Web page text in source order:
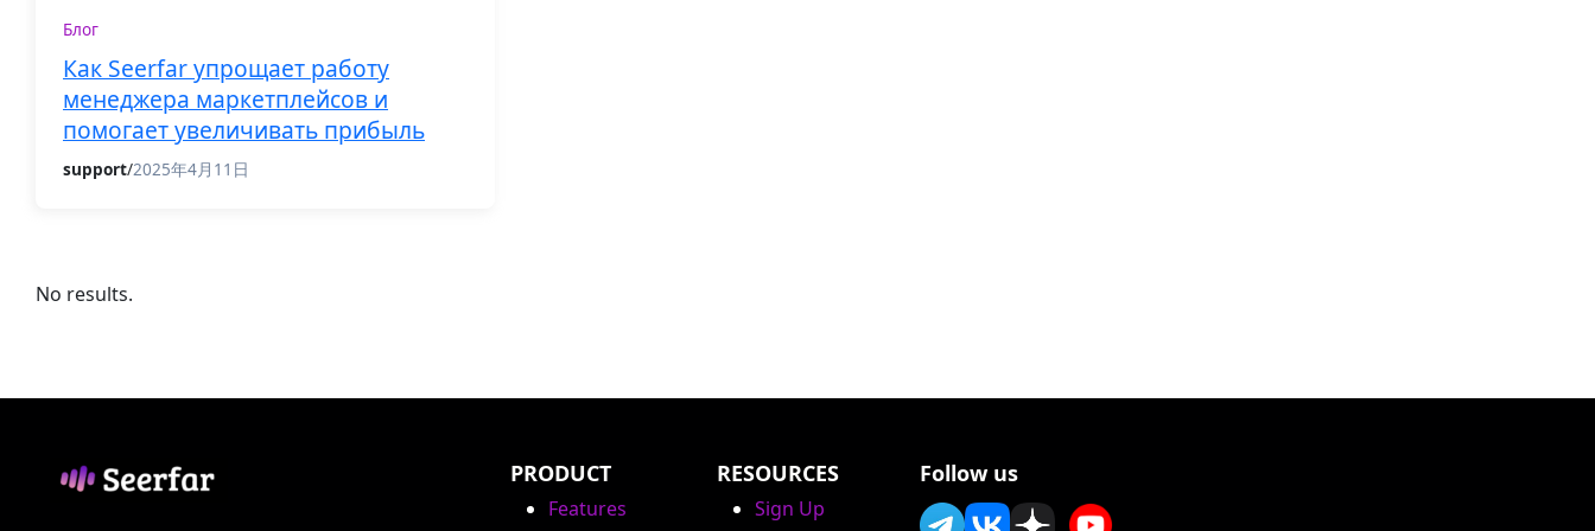
Блог
Как Seerfar упрощает работу
менеджера маркетплейсов и
помогает увеличивать прибыль
support/2025年4月11日
No results.
PRODUCT
Features
RESOURCES
Sign Up
Follow us